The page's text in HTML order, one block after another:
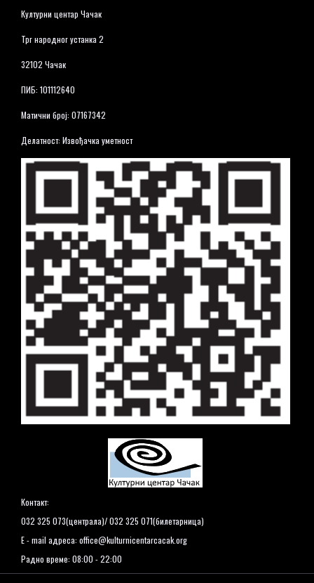
Културни центар Чачак
Трг народног устанка 2
32102 Чачак
ПИБ: 101112640
Матични број: 07167342
Делатност: Извођачка уметност
Контакт:
032 325 073(централа)/ 032 325 071(билетарница)
E - mail адреса: office@kulturnicentarcacak.org
Радно време: 08:00 - 22:00